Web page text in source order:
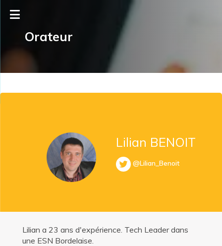
Orateur
Lilian BENOIT
@Lilian_Benoit
Lilian a 23 ans d'expérience. Tech Leader dans
une ESN Bordelaise.